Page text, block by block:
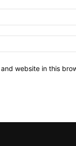
website in this